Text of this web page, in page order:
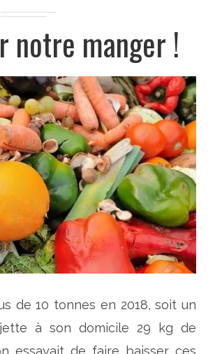
notre manger !
de 10 tonnes en 2018, soit un
jette à son domicile 29 kg de
essayait de faire baisser ces